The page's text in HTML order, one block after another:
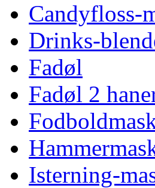
Candyfloss-
Drinks-
Fadøl
Fadøl 2
Isterning-